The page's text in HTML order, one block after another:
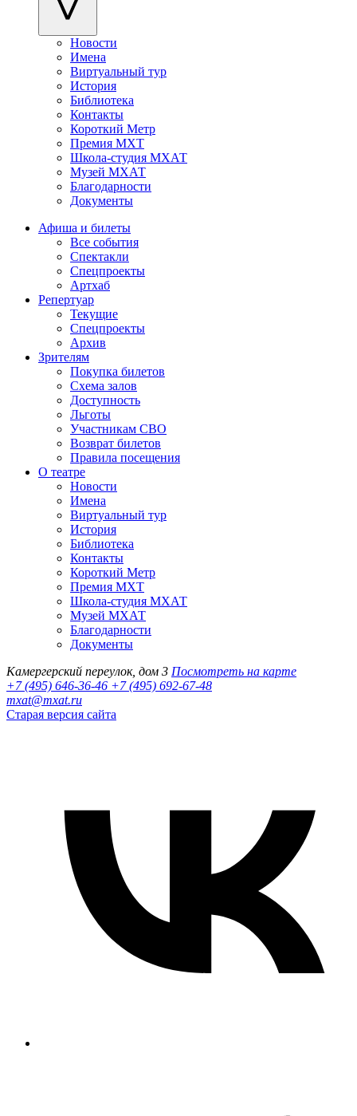
Новости
Имена
Виртуальный тур
История
Библиотека
Контакты
Короткий Метр
Премия МХТ
Школа-студия МХАТ
Музей МХАТ
Благодарности
Документы
Афиша и билеты
Все события
Спектакли
Спецпроекты
Артхаб
Репертуар
Текущие
Спецпроекты
Архив
Зрителям
Покупка билетов
Схема залов
Доступность
Льготы
Участникам СВО
Возврат билетов
Правила посещения
О театре
Новости
Имена
Виртуальный тур
История
Библиотека
Контакты
Короткий Метр
Премия МХТ
Школа-студия МХАТ
Музей МХАТ
Благодарности
Документы
Камергерский переулок, дом 3 Посмотреть на карте
+7 (495) 646-36-46 +7 (495) 692-67-48‬
mxat@mxat.ru
Старая версия сайта